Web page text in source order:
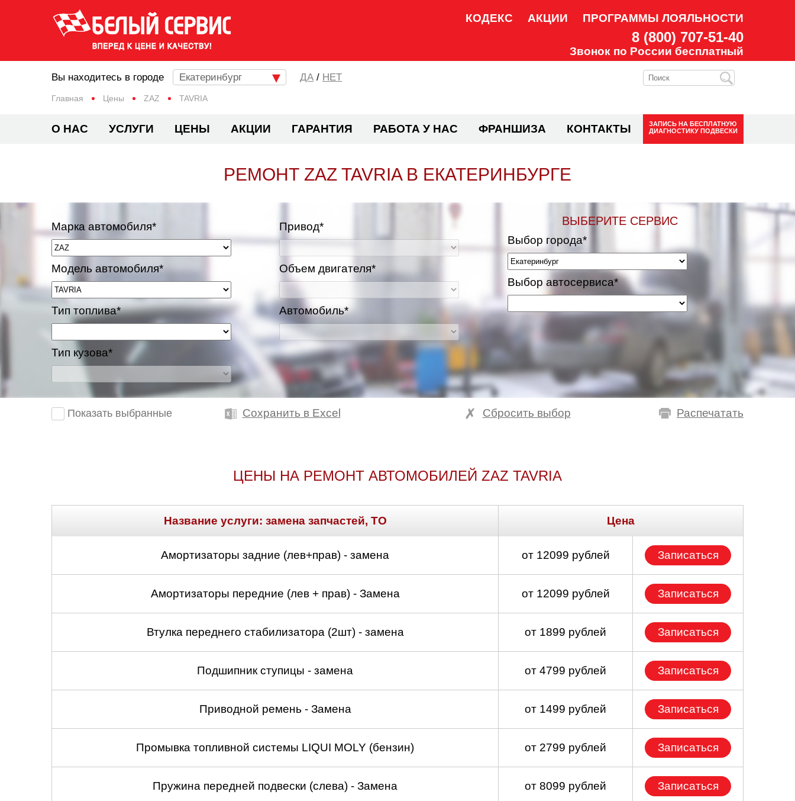
КОДЕКС АКЦИИ ПРОГРАММЫ ЛОЯЛЬНОСТИ
8 (800) 707-51-40
Звонок по России бесплатный
Главная Цены ZAZ TAVRIA
Вы находитесь в городе Екатеринбург / НЕТ
О НАС УСЛУГИ ЦЕНЫ АКЦИИ ГАРАНТИЯ РАБОТА У НАС ФРАНШИЗА КОНТАКТЫ ЗАПИСЬ НА БЕСПЛАТНУЮ
ДИАГНОСТИКУ ПОДВЕСКИ
РЕМОНТ ZAZ TAVRIA В ЕКАТЕРИНБУРГЕ
Марка автомобиля*
Модель автомобиля*
Тип топлива*
Тип кузова*
Привод*
Объем двигателя*
Автомобиль*
ВЫБЕРИТЕ СЕРВИС
Выбор города*
Выбор автосервиса*
Показать выбранные Сохранить в Excel Распечатать
Сбросить выбор
ЦЕНЫ НА РЕМОНТ АВТОМОБИЛЕЙ ZAZ TAVRIA
Название услуги: замена запчастей, ТО Цена
Амортизаторы задние (лев+прав) - замена от 12099 рублей Записаться
Амортизаторы передние (лев + прав) - Замена от 12099 рублей Записаться
Втулка переднего стабилизатора (2шт) - замена от 1899 рублей Записаться
Подшипник ступицы - замена от 4799 рублей Записаться
Приводной ремень - Замена от 1499 рублей Записаться
Промывка топливной системы LIQUI MOLY (бензин) от 2799 рублей Записаться
Пружина передней подвески (слева) - Замена от 8099 рублей Записаться